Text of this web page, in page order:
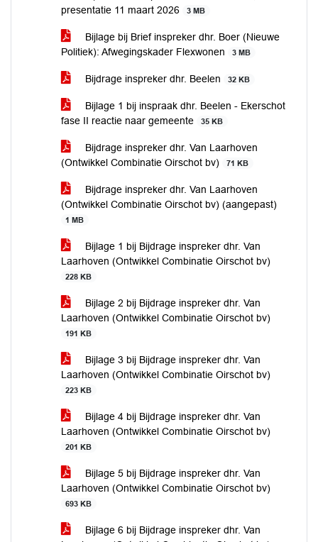
presentatie 11 maart 2026
3 MB
Bijlage bij Brief inspreker dhr. Boer (Nieuwe
Politiek): Afwegingskader Flexwonen
3 MB
Bijdrage inspreker dhr. Beelen 32 KB
Bijlage 1 bij inspraak dhr. Beelen - Ekerschot
fase II reactie naar gemeente
35 KB
Bijdrage inspreker dhr. Van Laarhoven
(Ontwikkel Combinatie Oirschot bv)
71 KB
Bijdrage inspreker dhr. Van Laarhoven
(Ontwikkel Combinatie Oirschot bv) (aangepast)
1 MB
Bijlage 1 bij Bijdrage inspreker dhr. Van
Laarhoven (Ontwikkel Combinatie Oirschot bv)
228 KB
Bijlage 2 bij Bijdrage inspreker dhr. Van
Laarhoven (Ontwikkel Combinatie Oirschot bv)
191 KB
Bijlage 3 bij Bijdrage inspreker dhr. Van
Laarhoven (Ontwikkel Combinatie Oirschot bv)
223 KB
Bijlage 4 bij Bijdrage inspreker dhr. Van
Laarhoven (Ontwikkel Combinatie Oirschot bv)
201 KB
Bijlage 5 bij Bijdrage inspreker dhr. Van
Laarhoven (Ontwikkel Combinatie Oirschot bv)
693 KB
Bijlage 6 bij Bijdrage inspreker dhr. Van